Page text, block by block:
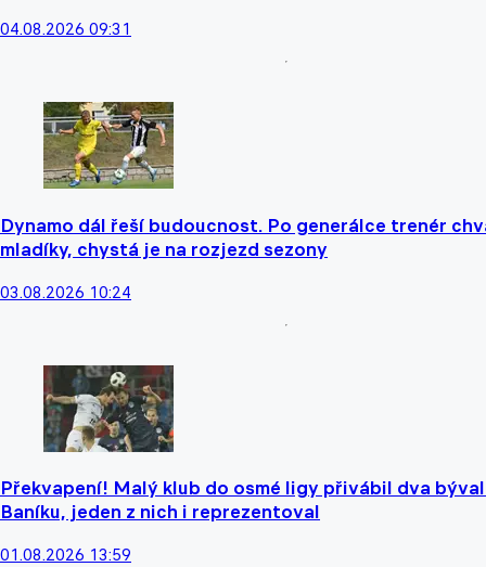
04.08.2026 09:31
Dynamo dál řeší budoucnost. Po generálce trenér
mladíky, chystá je na rozjezd sezony
03.08.2026 10:24
Překvapení! Malý klub do osmé ligy přivábil dva
Baníku, jeden z nich i reprezentoval
01.08.2026 13:59